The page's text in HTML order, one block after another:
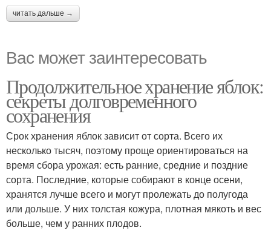
читать дальше →
Вас может заинтересовать
Продолжительное хранение яблок:
секреты долговременного
сохранения
Срок хранения яблок зависит от сорта. Всего их
несколько тысяч, поэтому проще ориентироваться на
время сбора урожая: есть ранние, средние и поздние
сорта. Последние, которые собирают в конце осени,
хранятся лучше всего и могут пролежать до полугода
или дольше. У них толстая кожура, плотная мякоть и вес
больше, чем у ранних плодов.